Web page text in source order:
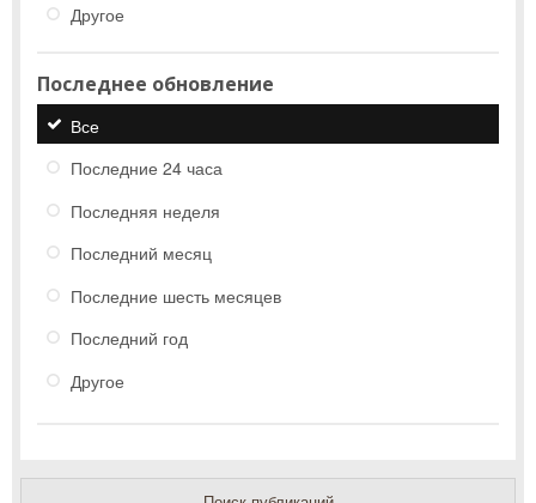
Другое
Последнее обновление
Все
Последние 24 часа
Последняя неделя
Последний месяц
Последние шесть месяцев
Последний год
Другое